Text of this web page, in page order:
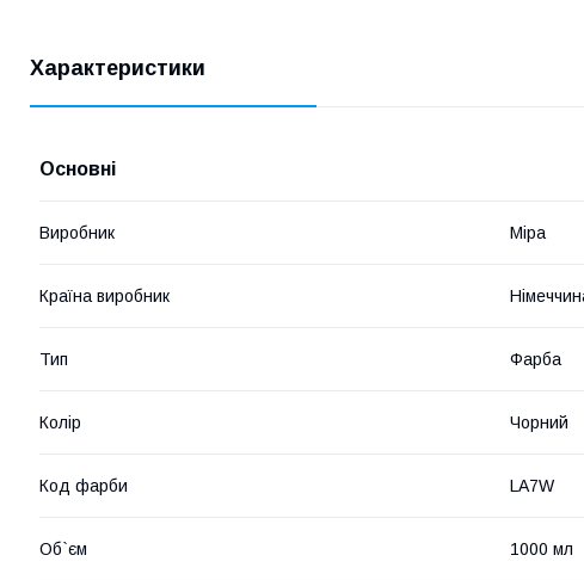
Характеристики
Основні
Виробник Mipa
Країна виробник
Тип Фарба
Колір Чорний
Код фарби LA7W
Об`єм 1000 мл